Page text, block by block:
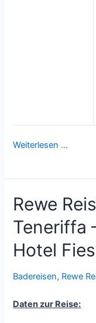
Weiterlesen …
Rewe
Teneriffa
Hotel
Badereisen, Rewe
Daten zur Reise: